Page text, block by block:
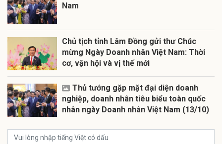
Nam
Chủ tịch tỉnh Lâm Đồng gửi thư Chúc
mừng Ngày Doanh nhân Việt Nam: Thời
cơ, vận hội và vị thế mới
Thủ tướng gặp mặt đại diện doanh
nghiệp, doanh nhân tiêu biểu toàn quốc
nhân ngày Doanh nhân Việt Nam (13/10)